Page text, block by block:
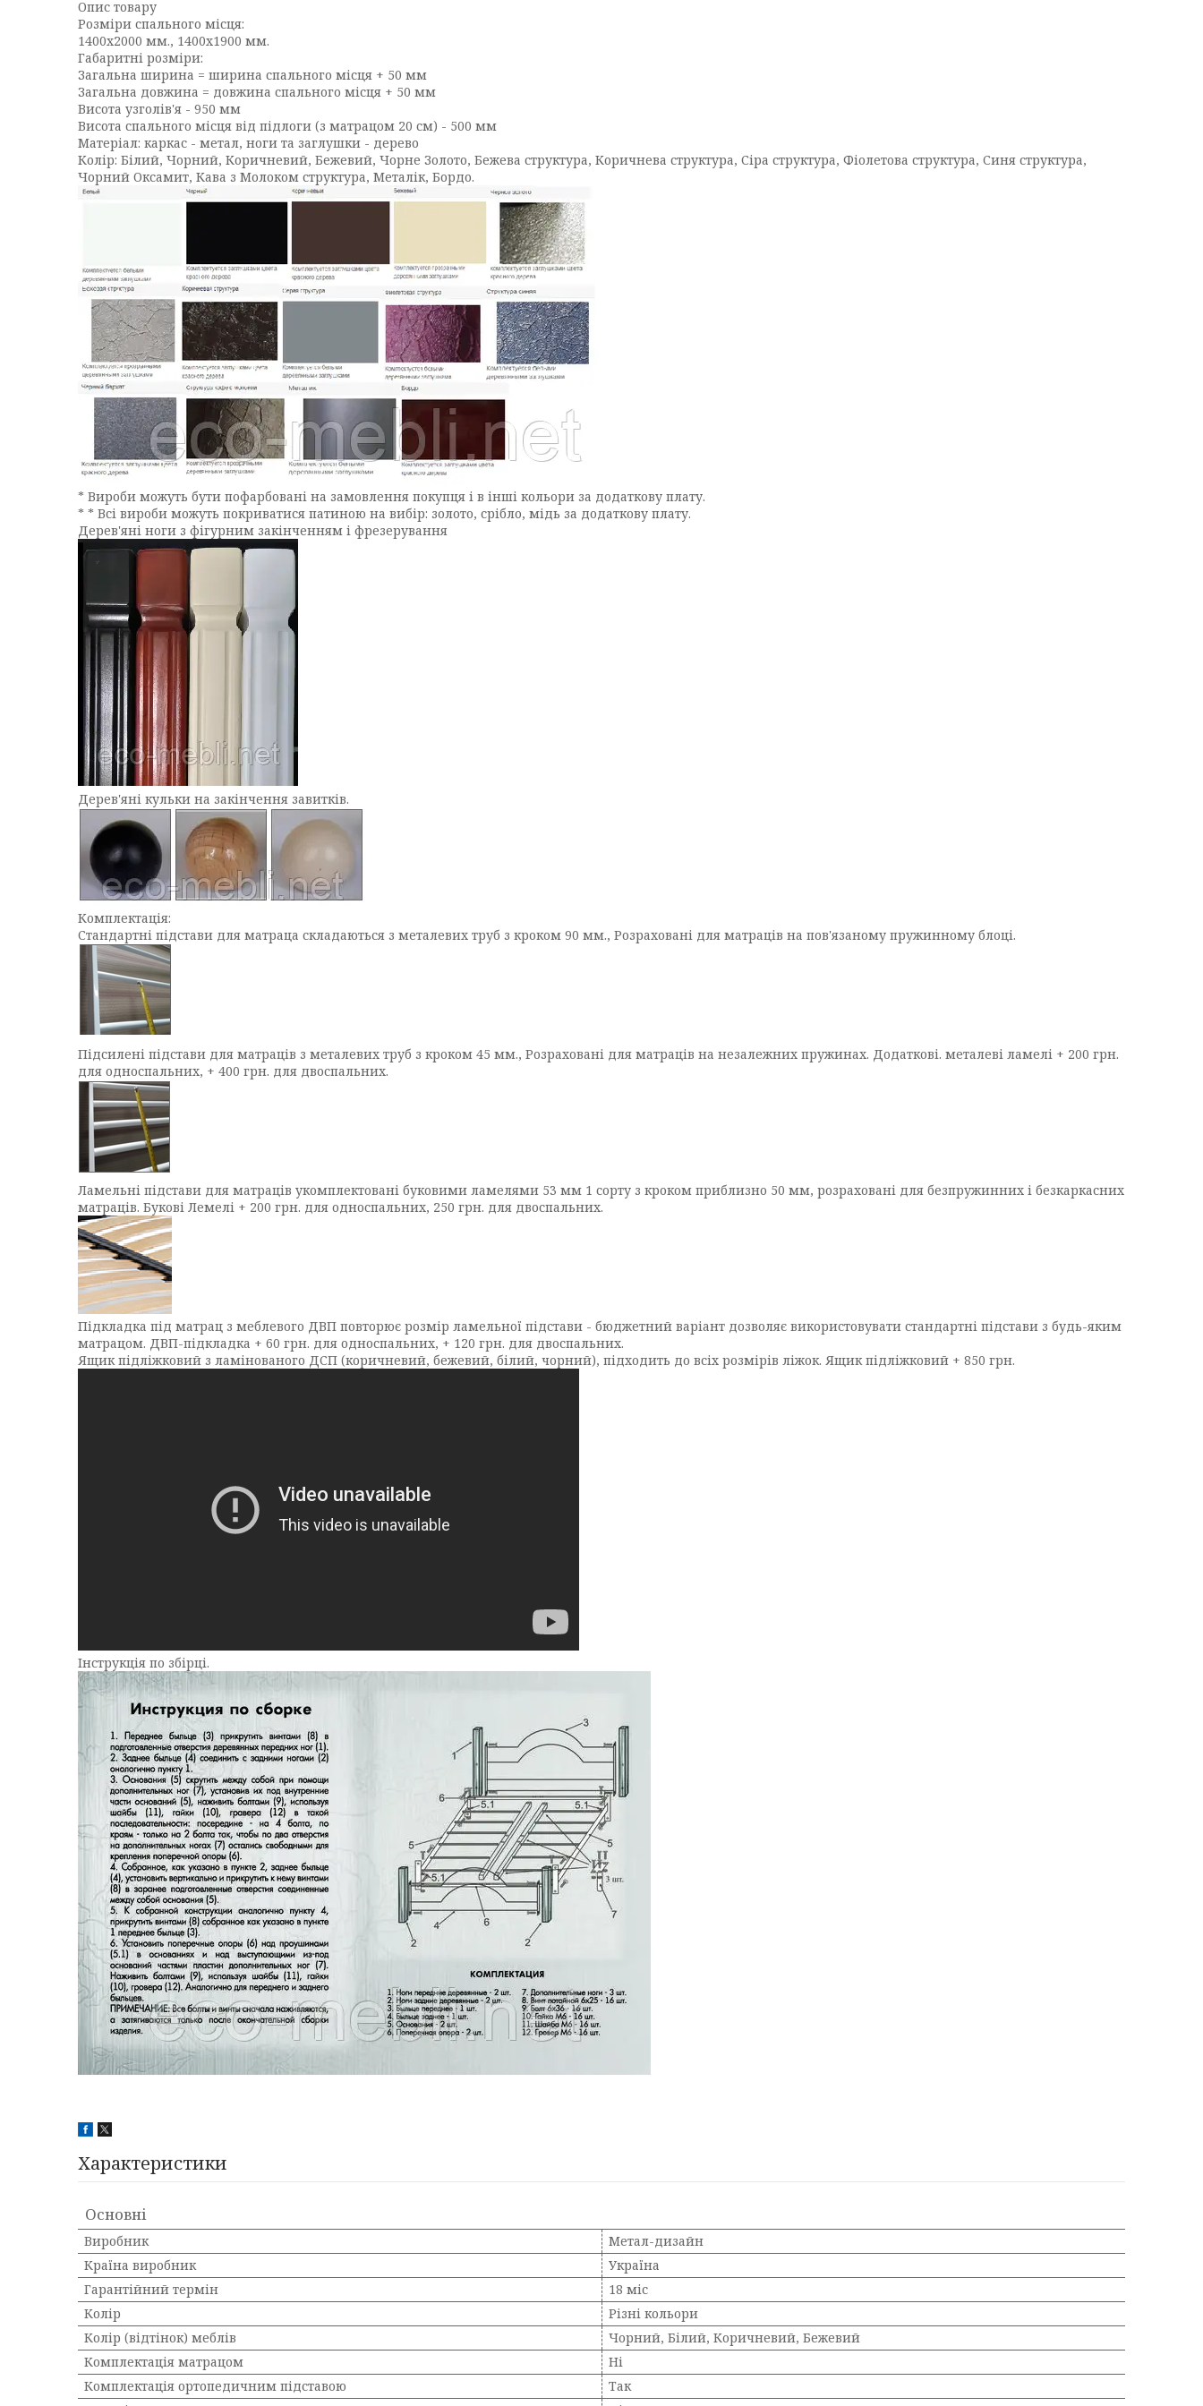
Опис товару
Розміри спального місця:
1400х2000 мм., 1400х1900 мм.
Габаритні розміри:
Загальна ширина = ширина спального місця + 50 мм
Загальна довжина = довжина спального місця + 50 мм
Висота узголів'я - 950 мм
Висота спального місця від підлоги (з матрацом 20 см) - 500 мм
Матеріал: каркас - метал, ноги та заглушки - дерево
Колір: Білий, Чорний, Коричневий, Бежевий, Чорне Золото, Бежева структура, Коричнева структура, Сіра структура, Фіолетова структура, Синя структура,
Чорний Оксамит, Кава з Молоком структура, Металік, Бордо.
* Вироби можуть бути пофарбовані на замовлення покупця і в інші кольори за додаткову плату.
* * Всі вироби можуть покриватися патиною на вибір: золото, срібло, мідь за додаткову плату.
Дерев'яні ноги з фігурним закінченням і фрезерування
Дерев'яні кульки на закінчення завитків.
Комплектація:
Стандартні підстави для матраца складаються з металевих труб з кроком 90 мм., Розраховані для матраців на пов'язаному пружинному блоці.
Підсилені підстави для матраців з металевих труб з кроком 45 мм., Розраховані для матраців на незалежних пружинах. Додаткові. металеві ламелі + 200 грн.
для односпальних, + 400 грн. для двоспальних.
Ламельні підстави для матраців укомплектовані буковими ламелями 53 мм 1 сорту з кроком приблизно 50 мм, розраховані для безпружинних і безкаркасних
матраців. Букові Лемелі + 200 грн. для односпальних, 250 грн. для двоспальних.
Підкладка під матрац з меблевого ДВП повторює розмір ламельної підстави - бюджетний варіант дозволяє використовувати стандартні підстави з будь-яким
матрацом. ДВП-підкладка + 60 грн. для односпальних, + 120 грн. для двоспальних.
Ящик підліжковий з ламінованого ДСП (коричневий, бежевий, білий, чорний), підходить до всіх розмірів ліжок. Ящик підліжковий + 850 грн.
Інструкція по збірці.
Характеристики
Основні
Виробник
Метал-дизайн
Країна виробник
Україна
Гарантійний термін
18 міс
Колір
Різні кольори
Колір (відтінок) меблів
Чорний, Білий, Коричневий, Бежевий
Комплектація матрацом
Ні
Комплектація ортопедичним підставою
Так